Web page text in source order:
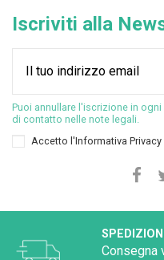
Iscriviti alla
Puoi annullare l'iscrizione in
di contatto nelle note legali.
Accetto l'Informativa Privacy
Consegna